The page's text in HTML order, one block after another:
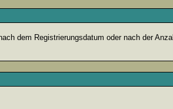
dem Registrierungsdatum oder nach der